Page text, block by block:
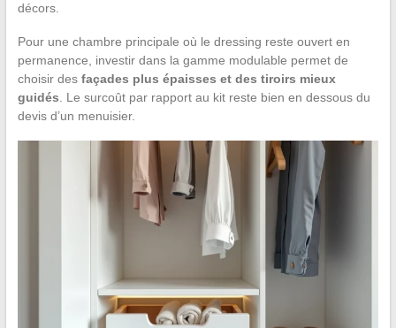
décors.
Pour une chambre principale où le dressing reste ouvert en
permanence, investir dans la gamme modulable permet de
choisir des façades plus épaisses et des tiroirs mieux
guidés. Le surcoût par rapport au kit reste bien en dessous du
devis d’un menuisier.